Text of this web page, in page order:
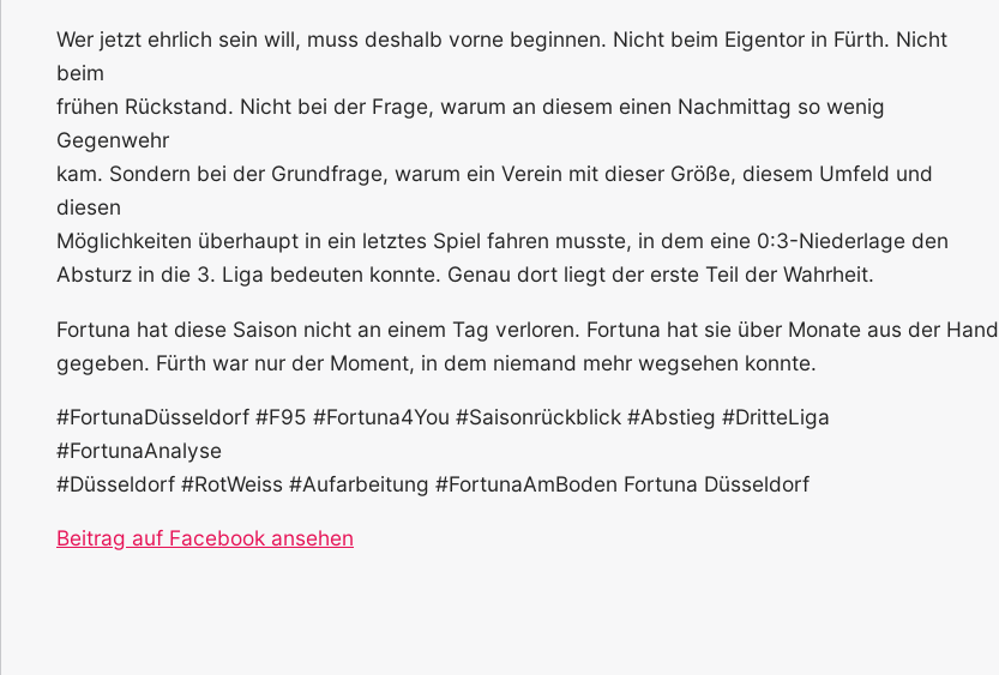
Wer jetzt ehrlich sein will, muss deshalb vorne beginnen. Nicht beim Eigentor in Fürth. Nicht
beim
frühen Rückstand. Nicht bei der Frage, warum an diesem einen Nachmittag so wenig
Gegenwehr
kam. Sondern bei der Grundfrage, warum ein Verein mit dieser Größe, diesem Umfeld und
diesen
Möglichkeiten überhaupt in ein letztes Spiel fahren musste, in dem eine 0:3-Niederlage den
Absturz in die 3. Liga bedeuten konnte. Genau dort liegt der erste Teil der Wahrheit.
Fortuna hat diese Saison nicht an einem Tag verloren. Fortuna hat sie über Monate aus der Hand
gegeben. Fürth war nur der Moment, in dem niemand mehr wegsehen konnte.
#FortunaDüsseldorf #F95 #Fortuna4You #Saisonrückblick #Abstieg #DritteLiga
#FortunaAnalyse
#Düsseldorf #RotWeiss #Aufarbeitung #FortunaAmBoden Fortuna Düsseldorf
Beitrag auf Facebook ansehen